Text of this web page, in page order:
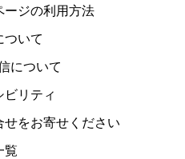
ジの利用方法
いて
について
リティ
せをお寄せください
覧